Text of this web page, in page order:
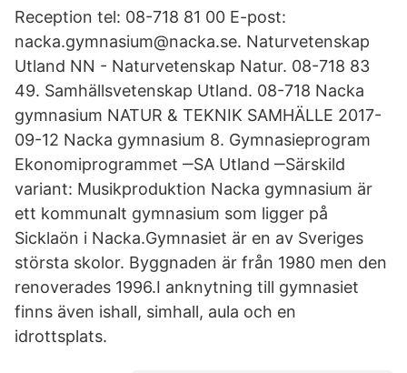
Reception tel: 08-718 81 00 E-post:
nacka.gymnasium@nacka.se. Naturvetenskap
Utland NN - Naturvetenskap Natur. 08-718 83
49. Samhällsvetenskap Utland. 08-718 Nacka
gymnasium NATUR & TEKNIK SAMHÄLLE 2017-
09-12 Nacka gymnasium 8. Gymnasieprogram
Ekonomiprogrammet ‒SA Utland ‒Särskild
variant: Musikproduktion Nacka gymnasium är
ett kommunalt gymnasium som ligger på
Sicklaön i Nacka.Gymnasiet är en av Sveriges
största skolor. Byggnaden är från 1980 men den
renoverades 1996.I anknytning till gymnasiet
finns även ishall, simhall, aula och en
idrottsplats.